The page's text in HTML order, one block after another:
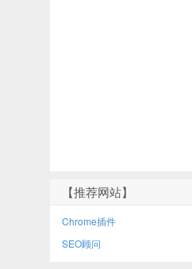
【推荐网站】
Chrome插件
SEO顾问